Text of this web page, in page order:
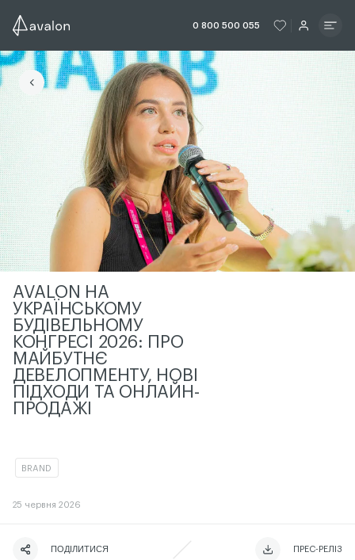
0 800 500 055 ЧИТАТИ ІСТОРІЮ
ЧИТАТИ
ЧИТАТИ ІСТОРІЮ
AVALON НА
УКРАЇНСЬКОМУ
БУДІВЕЛЬНОМУ
КОНГРЕСІ 2026: ПРО
МАЙБУТНЄ
ДЕВЕЛОПМЕНТУ, НОВІ
ПІДХОДИ ТА ОНЛАЙН-
ПРОДАЖІ
BRAND
25 червня 2026
ЧИТАТИ ІСТОРІЮ
ПОДІЛИТИСЯ ПРЕС-РЕЛІЗ
ЧИТАТИ ІСТОРІЮ